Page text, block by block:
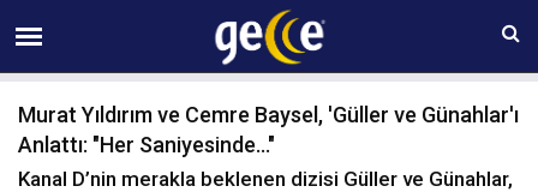
09 AĞUSTOS Pazar 11:46
Murat Yıldırım ve Cemre Baysel, 'Güller ve Günahlar'ı
Anlattı: "Her Saniyesinde..."
Kanal D’nin merakla beklenen dizisi Güller ve Günahlar,